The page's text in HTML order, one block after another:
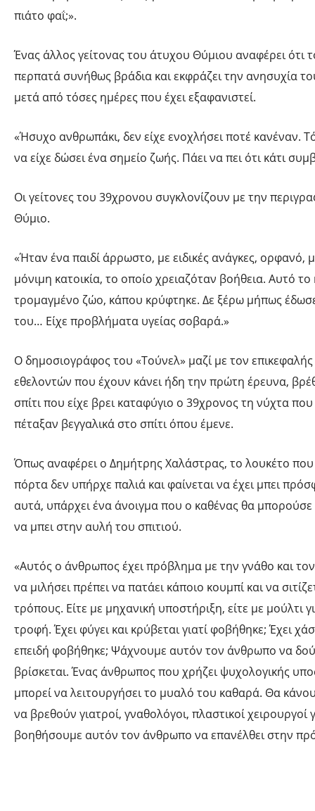
πιάτο φαΐ;».
Ένας άλλος γείτονας του άτυχου Θύμιου αναφέρει ότι
περπατά συνήθως βράδια και εκφράζει την ανησυχία
μετά από τόσες ημέρες που έχει εξαφανιστεί.
«Ήσυχο ανθρωπάκι, δεν είχε ενοχλήσει ποτέ κανέναν.
να είχε δώσει ένα σημείο ζωής. Πάει να πει ότι κάτι
Οι γείτονες του 39χρονου συγκλονίζουν με την
Θύμιο.
«Ήταν ένα παιδί άρρωστο, με ειδικές ανάγκες, ορφανό,
μόνιμη κατοικία, το οποίο χρειαζόταν βοήθεια. Αυτό
τρομαγμένο ζώο, κάπου κρύφτηκε. Δε ξέρω μήπως
του… Είχε προβλήματα υγείας σοβαρά.»
Ο δημοσιογράφος του «Τούνελ» μαζί με τον
εθελοντών που έχουν κάνει ήδη την πρώτη έρευνα,
σπίτι που είχε βρει καταφύγιο ο 39χρονος τη νύχτα
πέταξαν βεγγαλικά στο σπίτι όπου έμενε.
Όπως αναφέρει ο Δημήτρης Χαλάστρας, το λουκέτο
πόρτα δεν υπήρχε παλιά και φαίνεται να έχει μπει
αυτά, υπάρχει ένα άνοιγμα που ο καθένας θα μπορούσε
να μπει στην αυλή του σπιτιού.
«Αυτός ο άνθρωπος έχει πρόβλημα με την γνάθο και
να μιλήσει πρέπει να πατάει κάποιο κουμπί και να
τρόπους. Είτε με μηχανική υποστήριξη, είτε με μούλτι
τροφή. Έχει φύγει και κρύβεται γιατί φοβήθηκε; Έχει
επειδή φοβήθηκε; Ψάχνουμε αυτόν τον άνθρωπο να
βρίσκεται. Ένας άνθρωπος που χρήζει ψυχολογικής
μπορεί να λειτουργήσει το μυαλό του καθαρά. Θα
να βρεθούν γιατροί, γναθολόγοι, πλαστικοί χειρουργοί
βοηθήσουμε αυτόν τον άνθρωπο να επανέλθει στην